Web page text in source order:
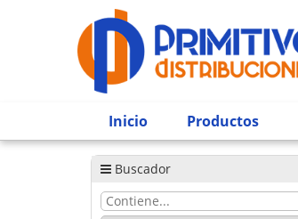
Inicio Productos
Buscador